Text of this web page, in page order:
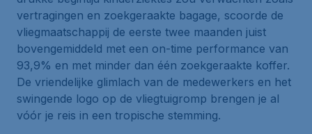
vertragingen en zoekgeraakte bagage, scoorde de
vliegmaatschappij de eerste twee maanden juist
bovengemiddeld met een on-time performance van
93,9% en met minder dan één zoekgeraakte koffer.
De vriendelijke glimlach van de medewerkers en het
swingende logo op de vliegtuigromp brengen je al
vóór je reis in een tropische stemming.